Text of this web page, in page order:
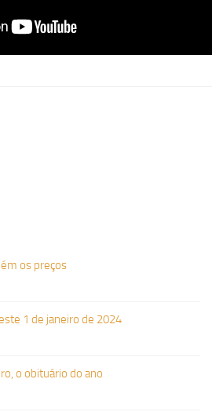
os preços
1 de janeiro de 2024
o obituário do ano